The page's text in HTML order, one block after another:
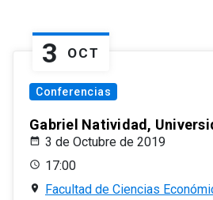
3 OCT
Conferencias
Gabriel Natividad,
3 de Octubre de 2019
17:00
Facultad de Ciencias